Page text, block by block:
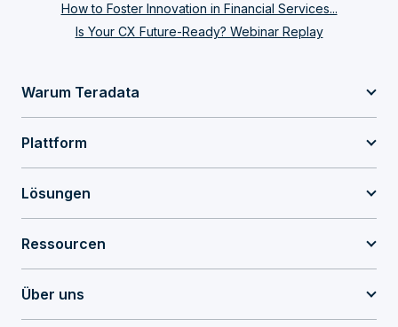
How to Foster Innovation in Financial Services...
Is Your CX Future-Ready? Webinar Replay
Warum Teradata
Plattform
Lösungen
Ressourcen
Über uns